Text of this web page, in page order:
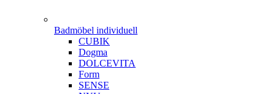
Badmöbel individuell
CUBIK
Dogma
DOLCEVITA
Form
SENSE